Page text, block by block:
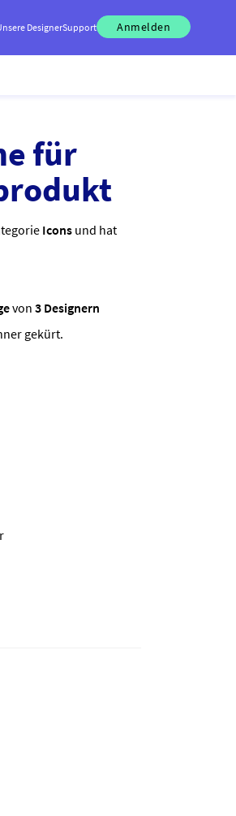
DesignerSupport Anmelden
für
Icons und hat
von 3 Designern
gekürt.